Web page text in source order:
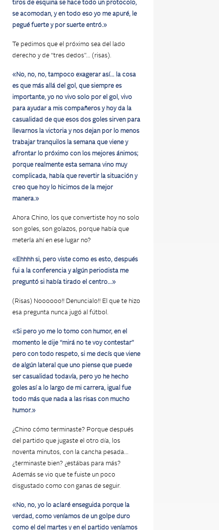
tiros de esquina se hace todo un protocolo,
se acomodan, y en todo eso yo me apuré, le
pegué fuerte y por suerte entró.»
Te pedimos que el próximo sea del lado
derecho y de “tres dedos”… (risas).
«No, no, no, tampoco exagerar así… la cosa
es que más allá del gol, que siempre es
importante, yo no vivo solo por el gol, vivo
para ayudar a mis compañeros y hoy da la
casualidad de que esos dos goles sirven para
llevarnos la victoria y nos dejan por lo menos
trabajar tranquilos la semana que viene y
afrontar lo próximo con los mejores ánimos;
porque realmente esta semana vino muy
complicada, había que revertir la situación y
creo que hoy lo hicimos de la mejor
manera.»
Ahora Chino, los que convertiste hoy no solo
son goles, son golazos, porque había que
meterla ahí en ese lugar no?
«Ehhhh si, pero viste como es esto, después
fui a la conferencia y algún periodista me
preguntó si había tirado el centro…»
(Risas) Noooooo!! Denuncialo!! El que te hizo
esa pregunta nunca jugó al fútbol.
«Si pero yo me lo tomo con humor, en el
momento le dije “mirá no te voy contestar”
pero con todo respeto, si me decís que viene
de algún lateral que uno piense que puede
ser casualidad todavía, pero yo he hecho
goles así a lo largo de mi carrera, igual fue
todo más que nada a las risas con mucho
humor.»
¿Chino cómo terminaste? Porque después
del partido que jugaste el otro día, los
noventa minutos, con la cancha pesada…
¿terminaste bien? ¿estábas para más?
Además se vio que te fuiste un poco
disgustado como con ganas de seguir.
«No, no, yo lo aclaré enseguida porque la
verdad, como veníamos de un golpe duro
como el del martes y en el partido veníamos